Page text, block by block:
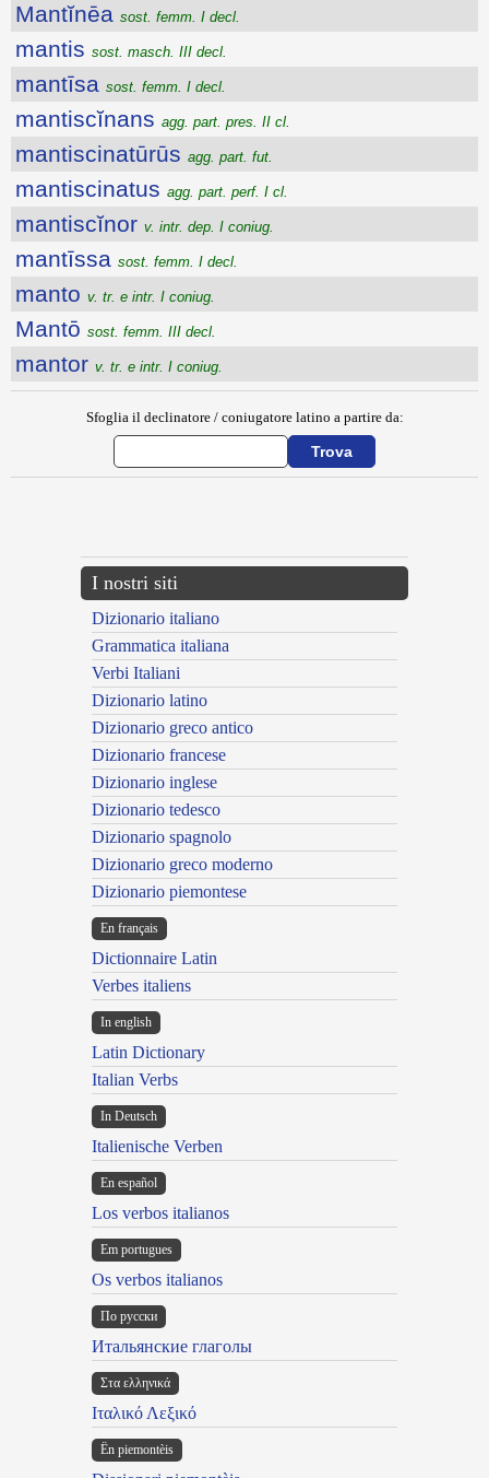
Mantĭnēa sost. femm. I decl.
mantis sost. masch. III decl.
mantīsa sost. femm. I decl.
mantiscĭnans agg. part. pres. II cl.
mantiscinatūrūs agg. part. fut.
mantiscinatus agg. part. perf. I cl.
mantiscĭnor v. intr. dep. I coniug.
mantīssa sost. femm. I decl.
manto v. tr. e intr. I coniug.
Mantō sost. femm. III decl.
mantor v. tr. e intr. I coniug.
Sfoglia il declinatore / coniugatore latino a partire da:
I nostri siti
Dizionario italiano
Grammatica italiana
Verbi Italiani
Dizionario latino
Dizionario greco antico
Dizionario francese
Dizionario inglese
Dizionario tedesco
Dizionario spagnolo
Dizionario greco moderno
Dizionario piemontese
En français
Dictionnaire Latin
Verbes italiens
In english
Latin Dictionary
Italian Verbs
In Deutsch
Italienische Verben
En español
Los verbos italianos
Em portugues
Os verbos italianos
По русски
Итальянские глаголы
Στα ελληνικά
Ιταλικό Λεξικό
Ën piemontèis